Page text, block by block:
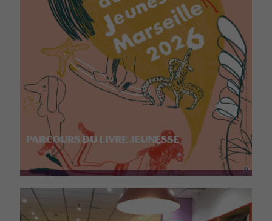
PARCOURS DU LIVRE JEUNESSE